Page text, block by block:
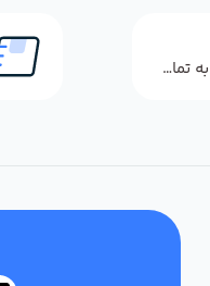
پاسخگویی سریع به تماس‌ها و پیام‌ها